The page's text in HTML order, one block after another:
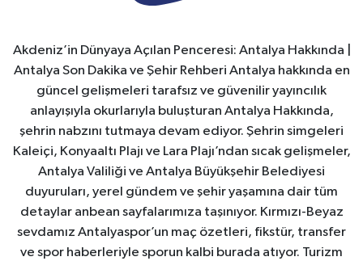
Akdeniz’in Dünyaya Açılan Penceresi: Antalya Hakkında |
Antalya Son Dakika ve Şehir Rehberi Antalya hakkında en
güncel gelişmeleri tarafsız ve güvenilir yayıncılık
anlayışıyla okurlarıyla buluşturan Antalya Hakkında,
şehrin nabzını tutmaya devam ediyor. Şehrin simgeleri
Kaleiçi, Konyaaltı Plajı ve Lara Plajı’ndan sıcak gelişmeler,
Antalya Valiliği ve Antalya Büyükşehir Belediyesi
duyuruları, yerel gündem ve şehir yaşamına dair tüm
detaylar anbean sayfalarımıza taşınıyor. Kırmızı-Beyaz
sevdamız Antalyaspor’un maç özetleri, fikstür, transfer
ve spor haberleriyle sporun kalbi burada atıyor. Turizm